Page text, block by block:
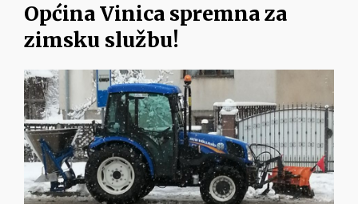
Općina Vinica spremna za
zimsku službu!